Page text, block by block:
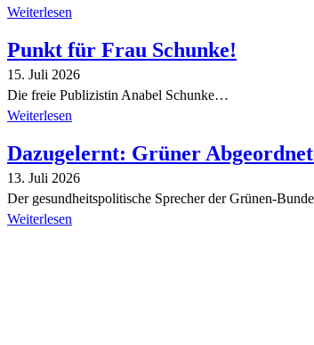
Weiterlesen
Punkt für Frau Schunke!
15. Juli 2026
Die freie Publizistin Anabel Schunke…
Weiterlesen
Dazugelernt: Grüner
13. Juli 2026
Der gesundheitspolitische Sprecher der Grünen-
Weiterlesen